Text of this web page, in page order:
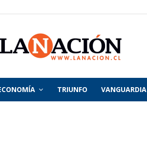
La
TRIUNFO VANGUARDIA